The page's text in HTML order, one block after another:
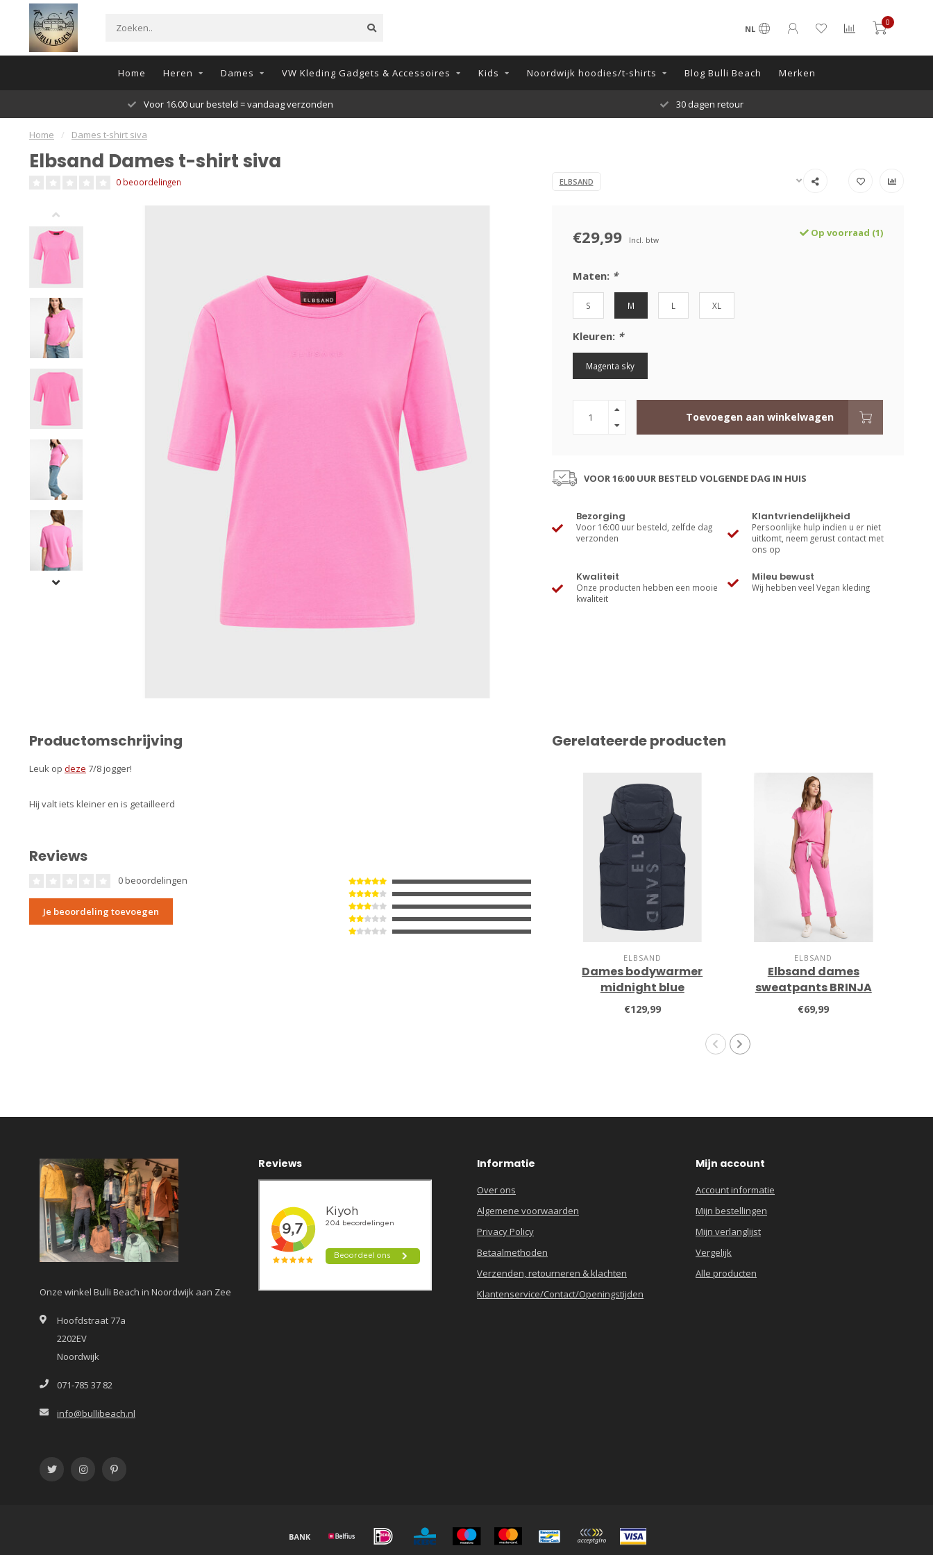
NL
0
Home Heren Dames VW Kleding Gadgets & Accessoires Kids Noordwijk hoodies/t-shirts Blog Bulli Beach Merken
Voor 16.00 uur besteld = vandaag verzonden 30 dagen retour
Home / Dames t-shirt siva
Elbsand Dames t-shirt siva
0 beoordelingen ELBSAND
€29,99 Incl. btw
Op voorraad (1)
Maten: *
S M L XL
Kleuren: *
Magenta sky
Toevoegen aan winkelwagen
VOOR 16:00 UUR BESTELD VOLGENDE DAG IN HUIS
Bezorging
Voor 16:00 uur besteld, zelfde dag
verzonden
Klantvriendelijkheid
Persoonlijke hulp indien u er niet
uitkomt, neem gerust contact met
ons op
Kwaliteit
Onze producten hebben een mooie
kwaliteit
Mileu bewust
Wij hebben veel Vegan kleding
Productomschrijving
Leuk op deze 7/8 jogger!
Hij valt iets kleiner en is getailleerd
Reviews
0 beoordelingen
Je beoordeling toevoegen
Gerelateerde producten
ELBSAND
Dames bodywarmer
midnight blue
€129,99
ELBSAND
Elbsand dames
sweatpants BRINJA
jogger 7/8
€69,99
Onze winkel Bulli Beach in Noordwijk aan Zee
Hoofdstraat 77a
2202EV
Noordwijk
071-785 37 82
info@bullibeach.nl
Reviews Informatie
Over ons
Algemene voorwaarden
Privacy Policy
Betaalmethoden
Verzenden, retourneren & klachten
Klantenservice/Contact/Openingstijden
Mijn account
Account informatie
Mijn bestellingen
Mijn verlanglijst
Vergelijk
Alle producten